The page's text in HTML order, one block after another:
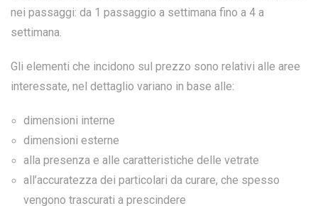
nei passaggi: da 1 passaggio a settimana fino a 4 a
settimana.
Gli elementi che incidono sul prezzo sono relativi alle aree
interessate, nel dettaglio variano in base alle:
dimensioni interne
dimensioni esterne
alla presenza e alle caratteristiche delle vetrate
all’accuratezza dei particolari da curare, che spesso
vengono trascurati a prescindere